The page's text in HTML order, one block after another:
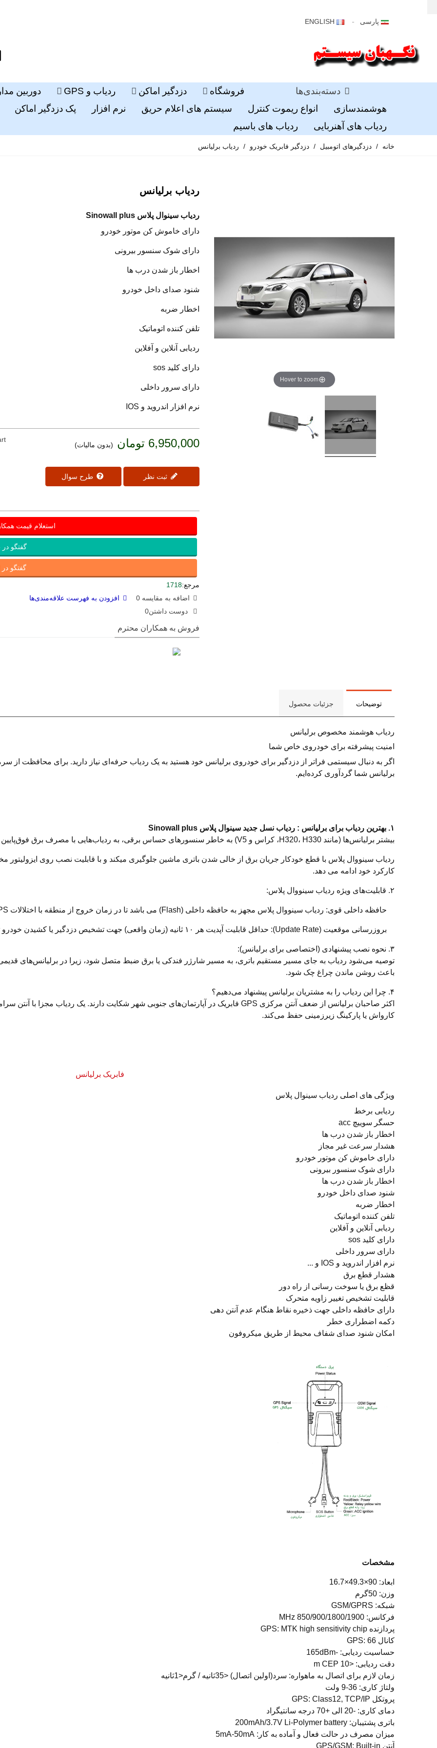
پارسی ENGLISH
دسته‌بندی‌ها فروشگاه دزدگیر اماکن ردیاب و GPS دوربین
هوشمندسازی
انواع ریموت کنترل سیستم های اعلام حریق نرم افزار پک دزدگیر اماکن
ردیاب های آهنربایی
ردیاب های باسیم
خانه / دزدگیرهای اتومبیل / دزدگیر فابریک خودرو / ردیاب برلیانس
Hover to zoom
ردیاب برلیانس
ردیاب سینوال پلاس Sinowall plus
دارای خاموش کن موتور خودرو
دارای شوک سنسور بیرونی
اخطار باز شدن درب ها
شنود صدای داخل خودرو
اخطار ضربه
تلفن کننده اتوماتیک
ردیابی آنلاین و آفلاین
دارای کلید sos
دارای سرور داخلی
نرم افزار اندروید و IOS
6,950,000 تومان (بدون مالیات)
ثبت نظر طرح سوال
استعلام قیمت
گفتگو در
گفتگو در
مرجع:1718
اضافه به مقایسه 0
افزودن به فهرست علاقه‌مندی‌ها
دوست داشتن0
فروش به همکاران محترم
توضیحات جزئیات محصول
ردیاب هوشمند مخصوص برلیانس
امنیت پیشرفته برای خودروی خاص شما
اگر به دنبال سیستمی فراتر از دزدگیر برای خودروی برلیانس خود هستید به یک ردیاب حرفه‌ای نیاز دارید. برای محافظت از
برلیانس شما گردآوری کرده‌ایم.
۱. بهترین ردیاب برای برلیانس : ردیاب نسل جدید
سینوال پلاس Sinowall plus
بیشتر برلیانس‌ها (مانند H320، H330، کراس و V5) به خاطر سنسورهای حساس برقی، به ردیاب‌هایی با مصرف برق فوق‌پایین نیاز دارند.
کارکرد خود ادامه می دهد.
۲. قابلیت‌های ویژه ردیاب سینووال پلاس:
حافظه داخلی قوی: ردیاب سینووال پلاس مجهز به حافظه داخلی (Flash) می باشد تا در زمان خروج از منطقه با اختلالات GPS، مسیر قفل شده را بازیابی کند.
بروزرسانی موقعیت (Update Rate): حداقل قابلیت آپدیت هر ۱۰ ثانیه (زمان واقعی) جهت تشخیص دزدگیر یا کشیدن خودرو توسط یدک‌کش.
۳. نحوه نصب پیشنهادی (اختصاصی برای برلیانس):
باعث روشن ماندن چراغ چک شود.
۴. چرا این ردیاب را به مشتریان برلیانس پیشنهاد می‌دهیم؟
کارواش یا پارکینگ زیرزمینی حفظ می‌کند.
ویژگی های اصلی ردیاب سینوال پلاس
ردیابی برخط
حسگر سوییچ acc
اخطار باز شدن درب ها
هشدار سرعت غیر مجاز
دارای خاموش کن موتور خودرو
دارای شوک سنسور بیرونی
اخطار باز شدن درب ها
شنود صدای داخل خودرو
اخطار ضربه
تلفن کننده اتوماتیک
ردیابی آنلاین و آفلاین
دارای کلید sos
دارای سرور داخلی
نرم افزار اندروید و IOS و ...
هشدار قطع برق
قظع برق یا سوخت رسانی از راه دور
قابلیت تشخیص تغییر زاویه متحرک
دارای حافظه داخلی جهت ذخیره نقاط هنگام عدم آنتن دهی
دکمه اضطراری خطر
امکان شنود صدای شفاف محیط از طریق میکروفون
مشخصات
ابعاد: 90×49.3×16.7
وزن: 50گرم
شبکه: GSM/GPRS
فرکانس: 850/900/1800/1900 MHz
پردازنده GPS: MTK high sensitivity chip
کانال GPS: 66
حساسیت ردیابی: -165dBm
دقت ردیابی: <10 m CEP
زمان لازم برای اتصال به ماهواره: سرد(اولین اتصال) <35ثانیه / گرم<1ثانیه
ولتاژ کاری: 36-9 ولت
پروتکل GPS: Class12, TCP/IP
دمای کاری: -20 الی +70 درجه سانتیگراد
باتری پشتیبان: 200mAh/3.7V Li-Polymer battery
میزان مصرف در حالت فعال و آماده به کار: 5mA-50mA
آنتن GPS/GSM: Built-in